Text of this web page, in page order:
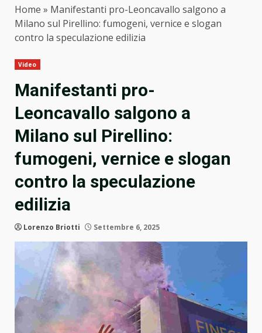
Home » Manifestanti pro-Leoncavallo salgono a
Milano sul Pirellino: fumogeni, vernice e slogan
contro la speculazione edilizia
Video
Manifestanti pro-
Leoncavallo salgono a
Milano sul Pirellino:
fumogeni, vernice e slogan
contro la speculazione
edilizia
Lorenzo Briotti Settembre 6, 2025